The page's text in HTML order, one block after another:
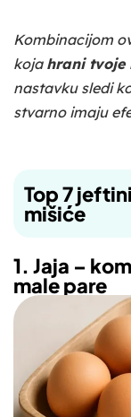
Kombinacijom
koja hrani tvoje
nastavku sledi
stvarno imaju
Top 7
mišiće
1. Jaja –
male pare